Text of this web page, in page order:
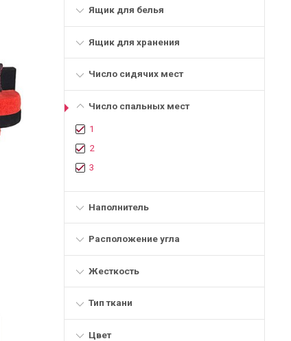
Ящик для белья
Ящик для хранения
Число сидячих мест
Число спальных мест
1
2
3
Наполнитель
Расположение угла
Жесткость
Тип ткани
Цвет